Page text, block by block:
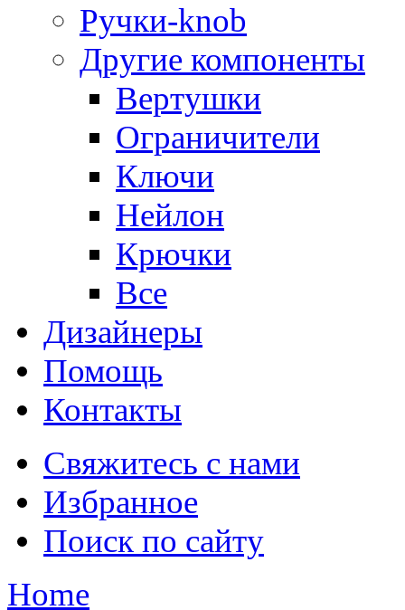
Ручки-knob
Другие компоненты
Вертушки
Ограничители
Ключи
Нейлон
Крючки
Все
Дизайнеры
Помощь
Контакты
Свяжитесь с нами
Избранное
Поиск по сайту
Home